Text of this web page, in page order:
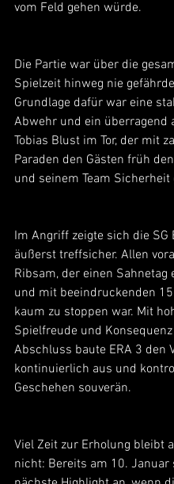
vom Feld gehen würde.
Die Partie war über die
Spielzeit hinweg nie
Grundlage dafür war eine
Abwehr und ein überragend
Tobias Blust im Tor, der mit
Paraden den Gästen früh
und seinem Team Sicherheit
Im Angriff zeigte sich die SG
äußerst treffsicher. Allen
Ribsam, der einen Sahnetag
und mit beeindruckenden
kaum zu stoppen war. Mit
Spielfreude und
Abschluss baute ERA 3 den
kontinuierlich aus und
Geschehen souverän.
Viel Zeit zur Erholung bleibt
nicht: Bereits am 10. Januar